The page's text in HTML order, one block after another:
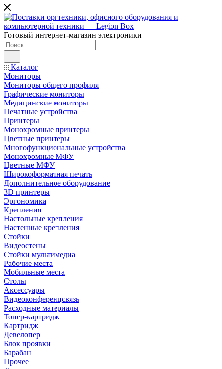
Готовый интернет-магазин электроники
Каталог
Мониторы
Мониторы общего профиля
Графические мониторы
Медицинские мониторы
Печатные устройства
Принтеры
Моноxромныe принтеры
Цвeтныe принтеры
Многофункциональные устройства
Монохромные МФУ
Цветные МФУ
Широкоформатная печать
Дополнительное оборудование
3D принтеры
Эргономика
Крепления
Настольные крепления
Настенные крепления
Стойки
Видеостены
Стойки мультимедиа
Рабочие места
Мобильные места
Столы
Аксессуары
Видеоконференцсвязь
Расходные материалы
Тонер-картридж
Картридж
Девелопер
Блок проявки
Барабан
Прочее